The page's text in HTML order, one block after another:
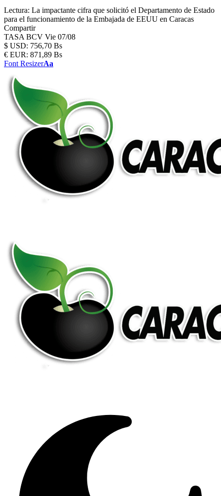
Lectura: La impactante cifra que solicitó el Departamento de Estado
para el funcionamiento de la Embajada de EEUU en Caracas
Compartir
TASA BCV Vie 07/08
$ USD: 756,70 Bs
€ EUR: 871,89 Bs
Font ResizerAa